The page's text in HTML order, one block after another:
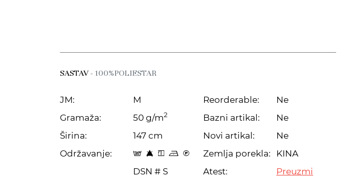
SASTAV- 100%POLIESTAR
JM:
M
Gramaža:
50 g/m2
Širina:
147 cm
Održavanje:
s 8 y o C
DSN # S
Reorderable:
Ne
Bazni artikal:
Ne
Novi artikal:
Ne
Zemlja porekla:
KINA
Atest:
Preuzmi